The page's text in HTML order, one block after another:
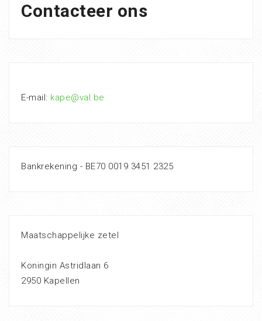
Contacteer ons
E-mail: kape@val.be
Bankrekening - BE70 0019 3451 2325
Maatschappelijke zetel
Koningin Astridlaan 6
2950 Kapellen